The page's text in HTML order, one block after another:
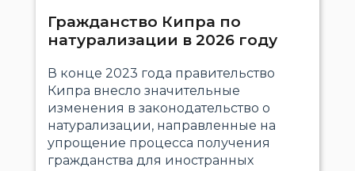
Гражданство Кипра по
натурализации в 2026 году
В конце 2023 года правительство
Кипра внесло значительные
изменения в законодательство о
натурализации, направленные на
упрощение процесса получения
гражданства для иностранных